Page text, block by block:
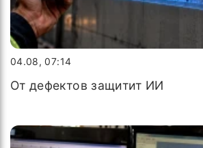
04.08, 07:14
От дефектов защитит ИИ